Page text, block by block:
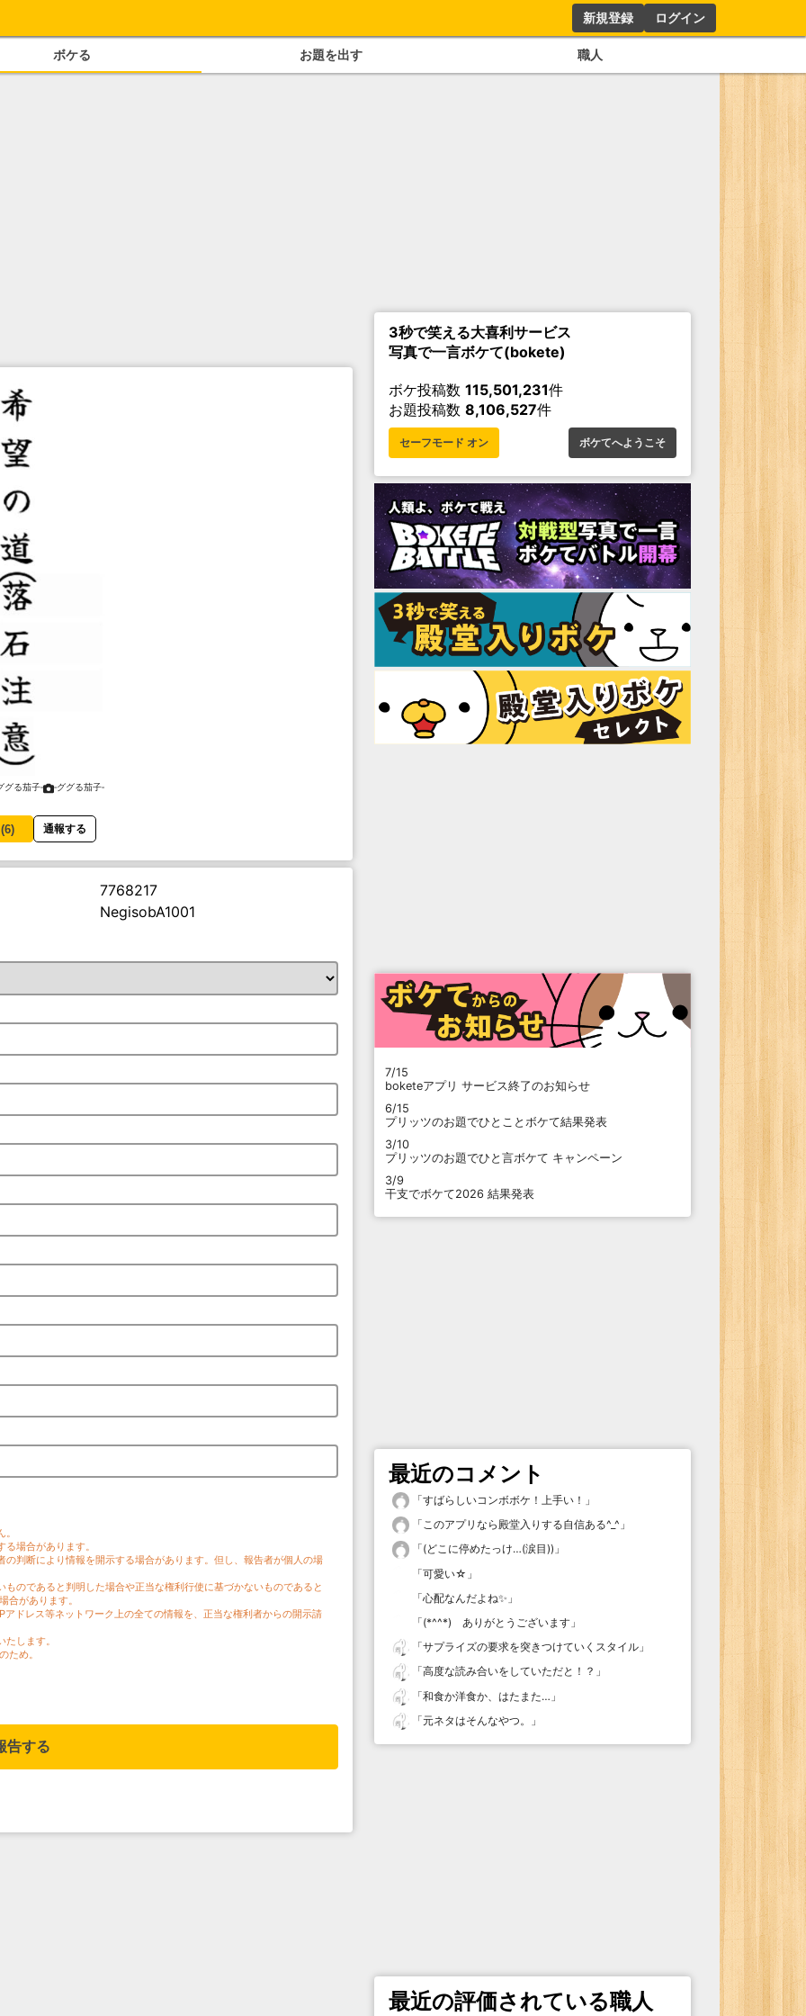
新規登録 ログイン
ボケる お題を出す 職人
グる茄子‐ ‐ググる茄子‐
6) 通報する
7768217
NegisobA1001
場合があります。
判断により情報を開示する場合があります。但し、報告者が個人の場
のであると判明した場合や正当な権利行使に基づかないものであると
合があります。
ドレス等ネットワーク上の全ての情報を、正当な権利者からの開示請
します。
ため。
告する
3秒で笑える大喜利サービス
写真で一言ボケて(bokete)
ボケ投稿数 115,501,231件
お題投稿数 8,106,527件
セーフモード オン ボケてへようこそ
7/15
boketeアプリ サービス終了のお知らせ
6/15
プリッツのお題でひとことボケて結果発表
3/10
プリッツのお題でひと言ボケて キャンペーン
3/9
干支でボケて2026 結果発表
最近のコメント
「すばらしいコンボボケ！上手い！ 」
「このアプリなら殿堂入りする自信ある^_^ 」
「(どこに停めたっけ…(涙目)) 」
「可愛い☆ 」
「心配なんだよね✨ 」
「(*^^*) ありがとうございます 」
「サプライズの要求を突きつけていくスタイル 」
「高度な読み合いをしていただと！？ 」
「和食か洋食か、はたまた… 」
「元ネタはそんなやつ。 」
最近の評価されている職人